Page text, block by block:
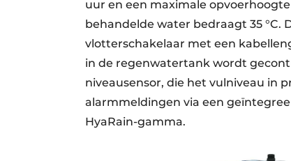
uur en een maximale
behandelde water bedraagt 35 °C.
vlotterschakelaar met een
in de regenwatertank wordt
niveausensor, die het vulniveau in
alarmmeldingen via een
HyaRain-gamma.